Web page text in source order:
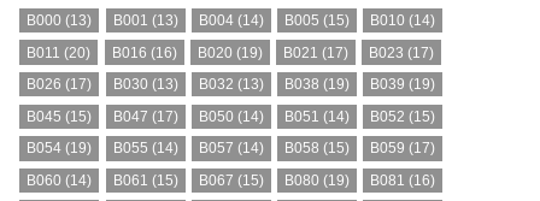
B000 (13) B001 (13) B004(14) B005 (15) B010 (14)
B011 (20) B016 (16) B020 (19) B021 (17) B023 (17)
B026 (17) B030 (13) B032 (13) B038 (19) B039 (19)
B045 (15) B047 (17) B050 (14) B051 (14) B052 (15)
B054 (19) B055 (14) B057 (14) B058 (15) B059 (17)
B060 (14) B061 (15) B067 (15) B080 (19) B081 (16)